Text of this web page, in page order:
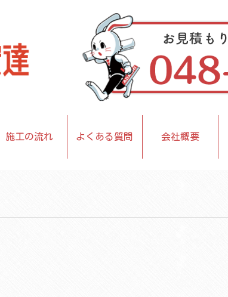
施工の流れ よくある質問 会社概要